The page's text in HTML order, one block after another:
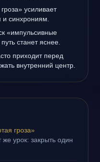
усиливает
и синхрониям.
«импульсивные
станет яснее.
приходит перед
внутренний центр.
гроза»
урок: закрыть один